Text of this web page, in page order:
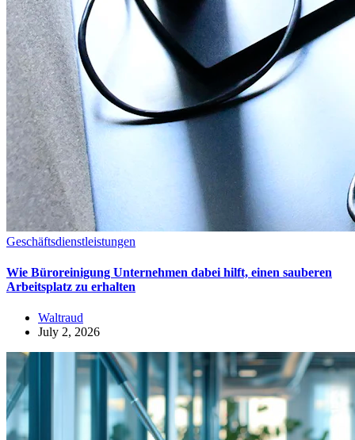
Geschäftsdienstleistungen
Wie Büroreinigung Unternehmen dabei hilft, einen sauberen
Arbeitsplatz zu erhalten
Waltraud
July 2, 2026